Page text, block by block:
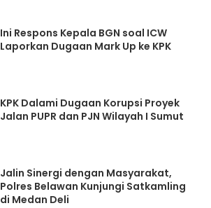
Ini Respons Kepala BGN soal ICW
Laporkan Dugaan Mark Up ke KPK
KPK Dalami Dugaan Korupsi Proyek
Jalan PUPR dan PJN Wilayah I Sumut
Jalin Sinergi dengan Masyarakat,
Polres Belawan Kunjungi Satkamling
di Medan Deli